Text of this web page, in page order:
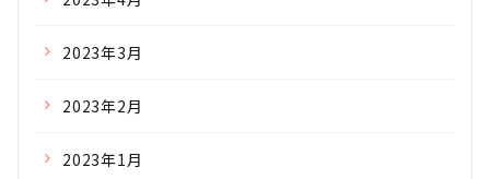
2023年3月
2023年2月
2023年1月